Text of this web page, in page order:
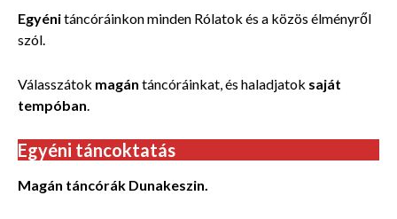
Egyénitáncóráinkon minden Rólatok és a közös élményről
szól.
Válasszátok magán táncóráinkat, és haladjatok saját
tempóban.
Egyéni táncoktatás
Magán táncórák Dunakeszin.